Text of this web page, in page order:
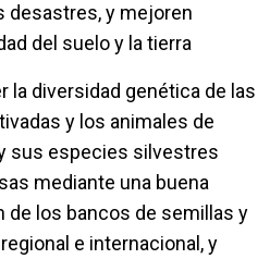
desastres, y mejoren
del suelo y la tierra
la diversidad genética de las
y los animales de
sus especies silvestres
mediante una buena
los bancos de semillas y
e internacional, y